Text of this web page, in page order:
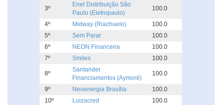
3º
Enel Distribuição São
Paulo (Eletropaulo)
100.0
4º Midway (Riachuelo)
100.0
5º
Sem Parar
100.0
6º
NEON Financeira
100.0
7º
Smiles 100.0
8º
Santander
Financiamentos (Aymoré)
100.0
9º Neoenergia Brasília
100.0
10º
Luizacred 100.0